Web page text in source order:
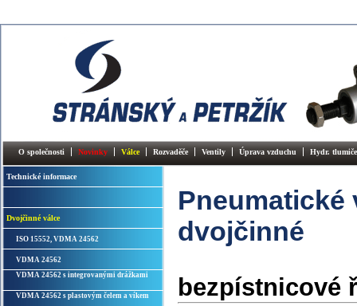
O společnosti Novinky Válce Rozvaděče Ventily Úprava vzduchu Hydr.
Technické informace
Dvojčinné válce
ISO 15552, VDMA 24562
VDMA 24562
VDMA 24562 s integrovanými drážkami
VDMA 24562 s plastovým čelem a víkem
Pneumatické
dvojčinné
bezpístnicové